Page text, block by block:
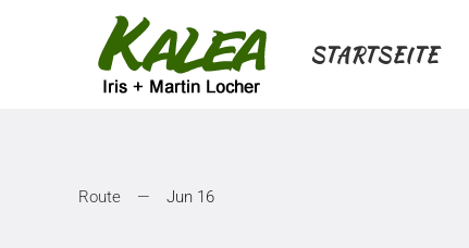
Zum Hauptinhalt springen STARTSEITE
Route Jun 16